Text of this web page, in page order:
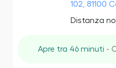
102, 81100
Distanza
Apre tra 46 minuti -